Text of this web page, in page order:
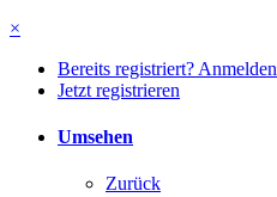
×
Bereits registriert? Anmelden
Jetzt registrieren
Umsehen
Zurück